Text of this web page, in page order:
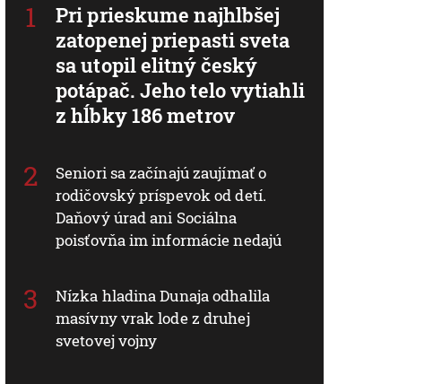
Pri prieskume najhlbšej
zatopenej priepasti sveta
sa utopil elitný český
potápač. Jeho telo vytiahli
z hĺbky 186 metrov
Seniori sa začínajú zaujímať o
rodičovský príspevok od detí.
Daňový úrad ani Sociálna
poisťovňa im informácie nedajú
Nízka hladina Dunaja odhalila
masívny vrak lode z druhej
svetovej vojny